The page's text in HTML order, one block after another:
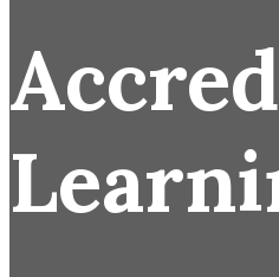
Blog
Liên hệ